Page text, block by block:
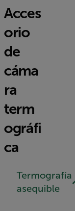
Acces
orio
de
cáma
ra
term
ográfi
ca
Termografía
asequible